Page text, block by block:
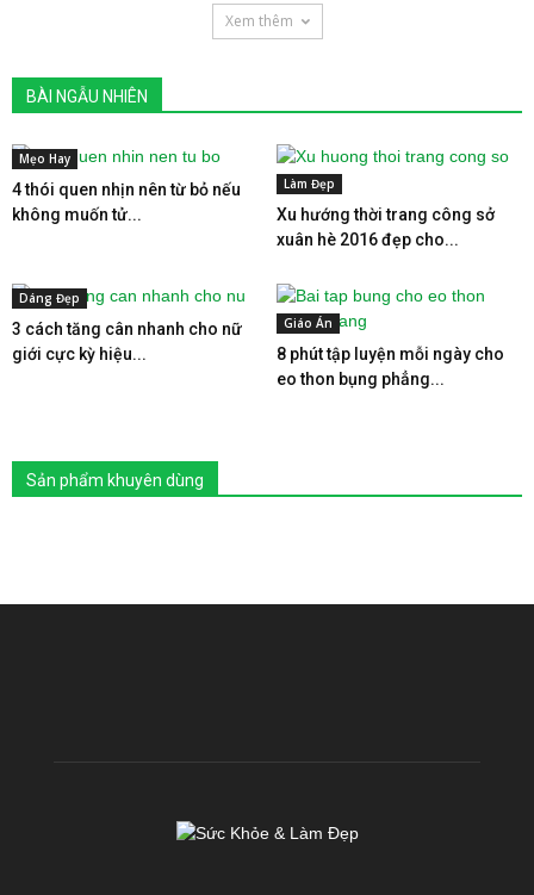
Xem thêm
BÀI NGẪU NHIÊN
Mẹo Hay
4 thói quen nhịn nên từ bỏ nếu
không muốn tử...
Làm Đẹp
Xu hướng thời trang công sở
xuân hè 2016 đẹp cho...
Dáng Đẹp
3 cách tăng cân nhanh cho nữ
giới cực kỳ hiệu...
Giáo Án
8 phút tập luyện mỗi ngày cho
eo thon bụng phẳng...
Sản phẩm khuyên dùng